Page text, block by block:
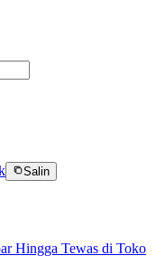
Salin
Hingga Tewas di Toko